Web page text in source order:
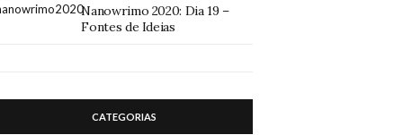
Nanowrimo 2020: Dia 19 –
Fontes de Ideias
CATEGORIAS